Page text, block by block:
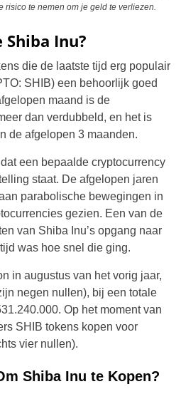
risico te nemen om je geld te verliezen.
Shiba Inu?
die de laatste tijd erg populair
SHIB) een behoorlijk goed
maand is de
dan verdubbeld, en het is
de afgelopen 3 maanden.
een bepaalde cryptocurrency
staat. De afgelopen jaren
parabolische bewegingen in
gezien. Een van de
van Shiba Inu’s opgang naar
was hoe snel die ging.
in augustus van het vorig jaar,
negen nullen), bij een totale
Op het moment van
SHIB tokens kopen voor
vier nullen).
Shiba Inu te Kopen?